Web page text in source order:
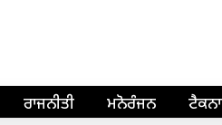
ਰਾਜਨੀਤੀ ਮਨੋਰੰਜਨ